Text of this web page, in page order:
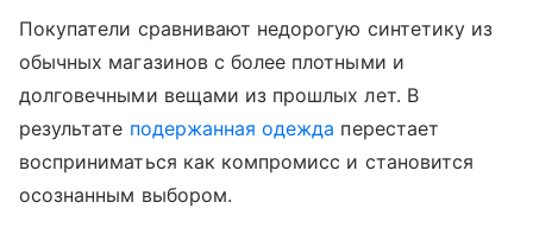
Покупатели сравнивают недорогую синтетику из
обычных магазинов с более плотными и
долговечными вещами из прошлых лет. В
результате подержанная одежда перестает
восприниматься как компромисс и становится
осознанным выбором.